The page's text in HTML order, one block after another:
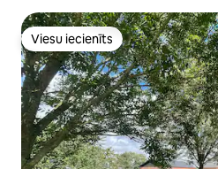
Viesu iecienīts
Viesu iecienīts